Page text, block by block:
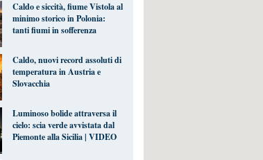
Caldo e siccità, fiume Vistola al
minimo storico in Polonia:
tanti fiumi in sofferenza
Caldo, nuovi record assoluti di
temperatura in Austria e
Slovacchia
Luminoso bolide attraversa il
cielo: scia verde avvistata dal
Piemonte alla Sicilia | VIDEO